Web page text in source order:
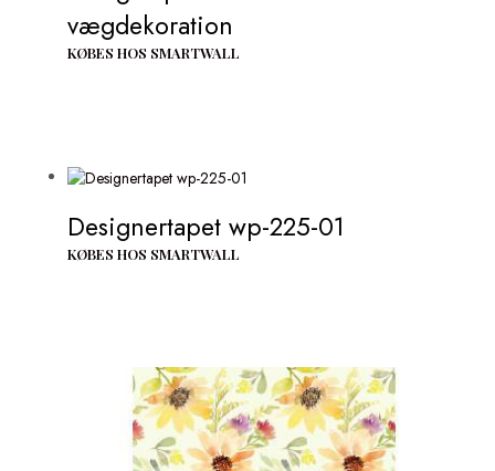
vægdekoration
KØBES HOS SMARTWALL
Designertapet wp-225-01
KØBES HOS SMARTWALL